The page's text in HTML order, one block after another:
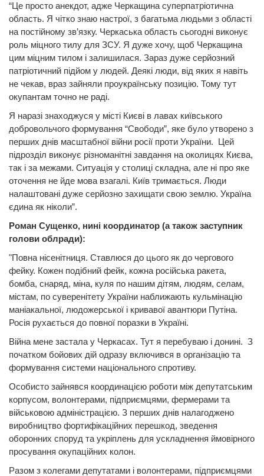
“Це просто анекдот, адже Черкащина суперпатріотична
область. Я чітко знаю настрої, з багатьма людьми з області
на постійному зв’язку. Черкаська область сьогодні виконує
роль міцного тилу для ЗСУ. Я дуже хочу, щоб Черкащина
цим міцним тилом і залишилася. Зараз дуже серйозний
патріотичний підйом у людей. Деякі люди, від яких я навіть
не чекав, враз зайняли проукраїнську позицію. Тому тут
окупантам точно не раді.
Я наразі знаходжуся у місті Києві в лавах київського
добровольчого формування “Свободи”, яке було утворено з
перших днів масштабної війни росії проти України. Цей
підрозділ виконує різноманітні завдання на околицях Києва,
так і за межами. Cитуація у столиці складна, але ні про яке
оточення не йде мова взагалі. Київ тримається. Люди
налаштовані дуже серйозно захищати свою землю. Україна
єдина як ніколи”.
Роман Сущенко, нині координатор (а також заступник
голови облради):
"Повна нісенітниця. Ставлюся до цього як до чергового
фейку. Кожен подібний фейк, кожна російська ракета,
бомба, снаряд, міна, куля по нашим дітям, людям, селам,
містам, по суверенітету України наближають кульмінацію
маніакальної, людожерської і кривавої авантюри Путіна.
Росія рухається до повної поразки в Україні.
Війна мене застала у Черкасах. Тут я перебуваю і донині. З
початком бойових дій одразу включився в організацію та
формування системи національного спротиву.
Особисто зайнявся координацією роботи між депутатським
корпусом, волонтерами, підприємцями, фермерами та
військовою адміністрацією. З перших днів налагоджено
виробництво фортифікаційних перешкод, зведення
оборонних споруд та укріплень для ускладнення ймовірного
просування окупаційних колон.
Разом з колегами депутатами і волонтерами, підприємцями